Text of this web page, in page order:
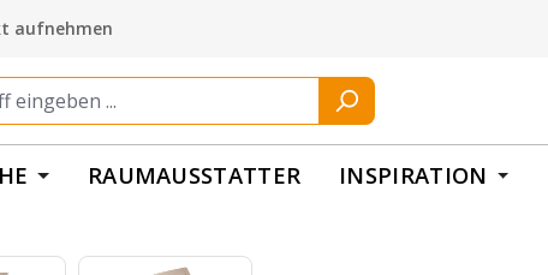
aufnehmen
RAUMAUSSTATTER INSPIRATION